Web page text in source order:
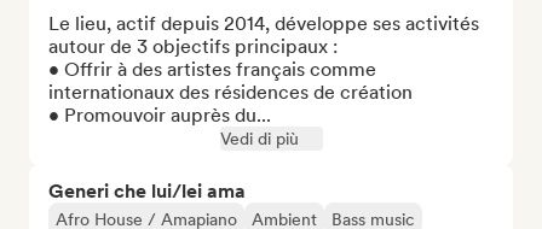
Le lieu, actif depuis 2014, développe ses activités
autour de 3 objectifs principaux :
• Offrir à des artistes français comme
internationaux des résidences de création
• Promouvoir auprès du...
Vedi di più
Generi che lui/lei ama
Afro House / Amapiano Ambient
Bass music